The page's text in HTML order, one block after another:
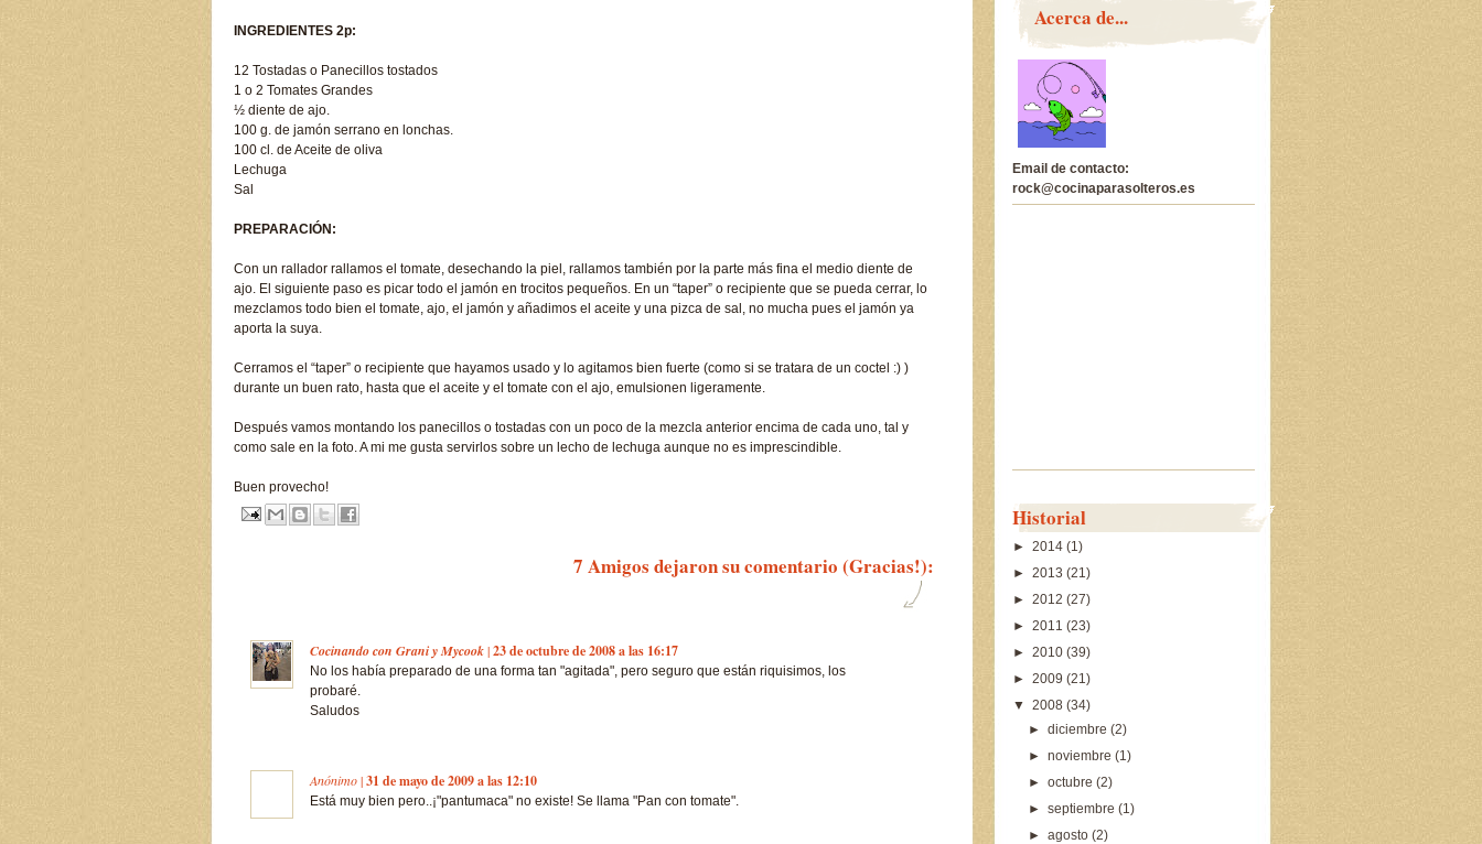
INGREDIENTES 2p:
12 Tostadas o Panecillos tostados
1 o 2 Tomates Grandes
½ diente de ajo.
100 g. de jamón serrano en lonchas.
100 cl. de Aceite de oliva
Lechuga
Sal
PREPARACIÓN:
Con un rallador rallamos el tomate, desechando la piel, rallamos también por la parte más fina el medio diente de
ajo. El siguiente paso es picar todo el jamón en trocitos pequeños. En un “taper” o recipiente que se pueda cerrar, lo
mezclamos todo bien el tomate, ajo, el jamón y añadimos el aceite y una pizca de sal, no mucha pues el jamón ya
aporta la suya.
Cerramos el “taper” o recipiente que hayamos usado y lo agitamos bien fuerte (como si se tratara de un coctel :) )
durante un buen rato, hasta que el aceite y el tomate con el ajo, emulsionen ligeramente.
Después vamos montando los panecillos o tostadas con un poco de la mezcla anterior encima de cada uno, tal y
como sale en la foto. A mi me gusta servirlos sobre un lecho de lechuga aunque no es imprescindible.
Buen provecho!
7 Amigos dejaron su comentario (Gracias!):
Cocinando con Grani y Mycook|23 de octubre de 2008 a las 16:17
No los había preparado de una forma tan "agitada", pero seguro que están riquisimos, los
probaré.
Saludos
Anónimo|31 de mayo de 2009 a las 12:10
Está muy bien pero..¡"pantumaca" no existe! Se llama "Pan con tomate".
Acerca de...
Email de contacto:
rock@cocinaparasolteros.es
Historial
► 2014 (1)
► 2013 (21)
► 2012 (27)
► 2011 (23)
► 2010 (39)
► 2009 (21)
▼ 2008 (34)
►diciembre(2)
►noviembre(1)
►octubre(2)
►septiembre(1)
►agosto(2)